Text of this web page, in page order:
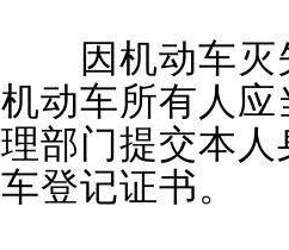
因机动车灭
机动车所有人
理部门提交本
车登记证书。